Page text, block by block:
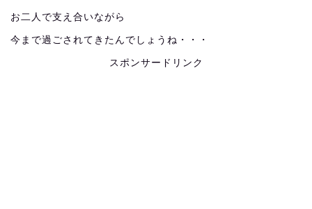
お二人で支え合いながら
今まで過ごされてきたんでしょうね・・・
スポンサードリンク